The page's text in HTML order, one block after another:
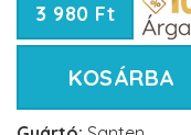
3 980 Ft
KOSÁRBA